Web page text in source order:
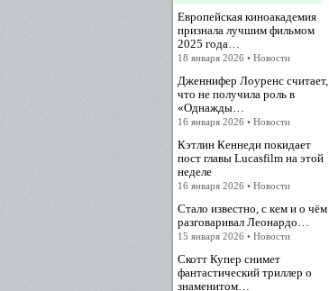
Европейская киноакадемия
признала лучшим фильмом
2025 года…
18 января 2026 • Новости
Дженнифер Лоуренс считает,
что не получила роль в
«Однажды…
16 января 2026 • Новости
Кэтлин Кеннеди покидает
пост главы Lucasfilm на этой
неделе
16 января 2026 • Новости
Стало известно, с кем и о чём
разговаривал Леонардо…
15 января 2026 • Новости
Скотт Купер снимет
фантастический триллер о
знаменитом…